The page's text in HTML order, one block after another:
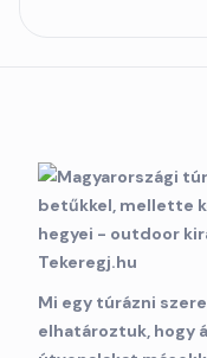
Mi egy túrázni
elhatároztuk, hogy